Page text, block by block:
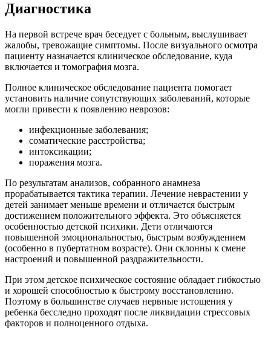
Диагностика
На первой встрече врач беседует с больным, выслушивает
жалобы, тревожащие симптомы. После визуального осмотра
пациенту назначается клиническое обследование, куда
включается и томография мозга.
Полное клиническое обследование пациента помогает
установить наличие сопутствующих заболеваний, которые
могли привести к появлению неврозов:
инфекционные заболевания;
соматические расстройства;
интоксикации;
поражения мозга.
По результатам анализов, собранного анамнеза
прорабатывается тактика терапии. Лечение неврастении у
детей занимает меньше времени и отличается быстрым
достижением положительного эффекта. Это объясняется
особенностью детской психики. Дети отличаются
повышенной эмоциональностью, быстрым возбуждением
(особенно в пубертатном возрасте). Они склонны к смене
настроений и повышенной раздражительности.
При этом детское психическое состояние обладает гибкостью
и хорошей способностью к быстрому восстановлению.
Поэтому в большинстве случаев нервные истощения у
ребенка бесследно проходят после ликвидации стрессовых
факторов и полноценного отдыха.